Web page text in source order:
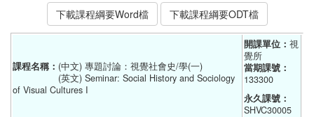
下載課程綱要Word檔 下載課程綱要ODT檔
課程名稱： (中文) 專題討論：視覺社會史/學(一)
(英文) Seminar: Social History and Sociology
of Visual Cultures I
開課單位： 視
覺所
當期課號：
133300
永久課號：
SHVC30005